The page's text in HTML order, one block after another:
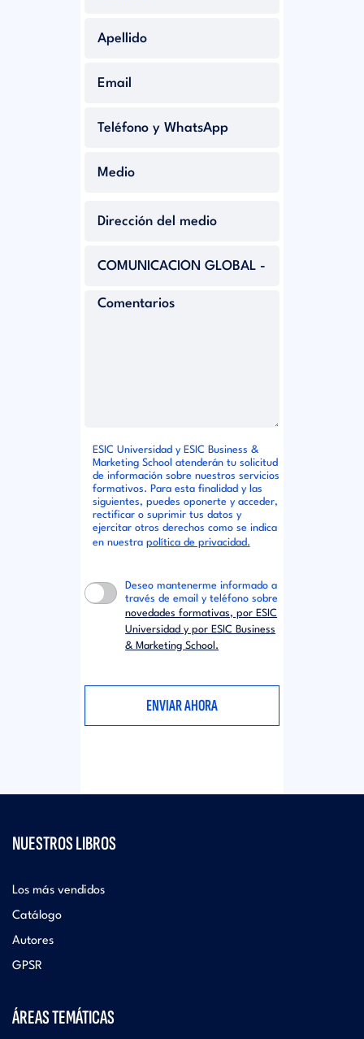
ESIC Universidad y ESIC Business &
Marketing School atenderán tu solicitud
de información sobre nuestros servicios
formativos. Para esta finalidad y las
siguientes, puedes oponerte y acceder,
rectificar o suprimir tus datos y
ejercitar otros derechos como se indica
en nuestra política de privacidad.
Deseo mantenerme informado a
través de email y teléfono sobre
novedades formativas, por ESIC
Universidad y por ESIC Business
& Marketing School.
NUESTROS LIBROS
Los más vendidos
Catálogo
Autores
GPSR
ÁREAS TEMÁTICAS